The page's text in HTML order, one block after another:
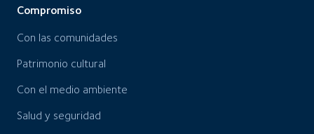
Compromiso
Con las comunidades
Patrimonio cultural
Con el medio ambiente
Salud y seguridad